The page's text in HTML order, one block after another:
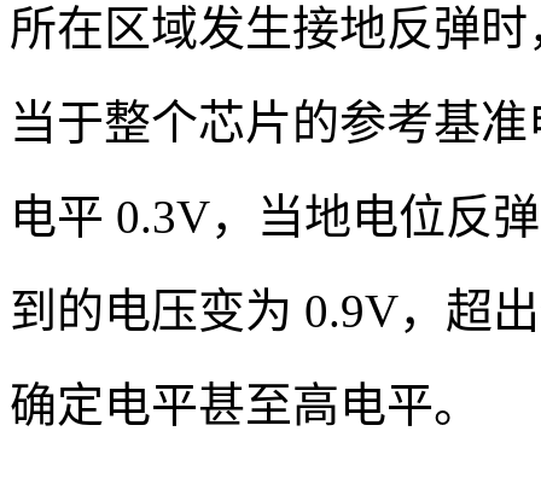
所在区域发生接地反弹
当于整个芯片的参考基
电平 0.3V，当地电位反
到的电压变为 0.9V，超
确定电平甚至高电平。